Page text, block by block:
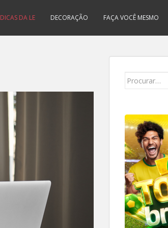
DICAS DA LE DECORAÇÃO FAÇA VOCÊ MESMO
Search